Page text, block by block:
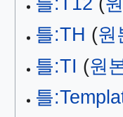
틀:TH (원
틀:TI (원
틀